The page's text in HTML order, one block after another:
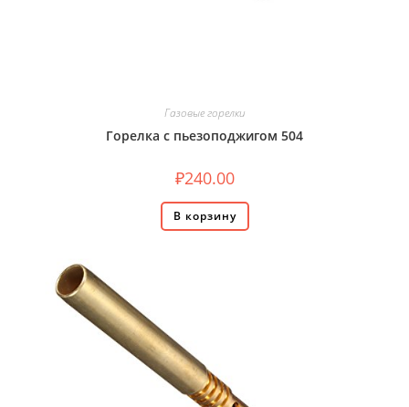
Газовые горелки
Горелка с пьезоподжигом 504
₽240.00
В корзину